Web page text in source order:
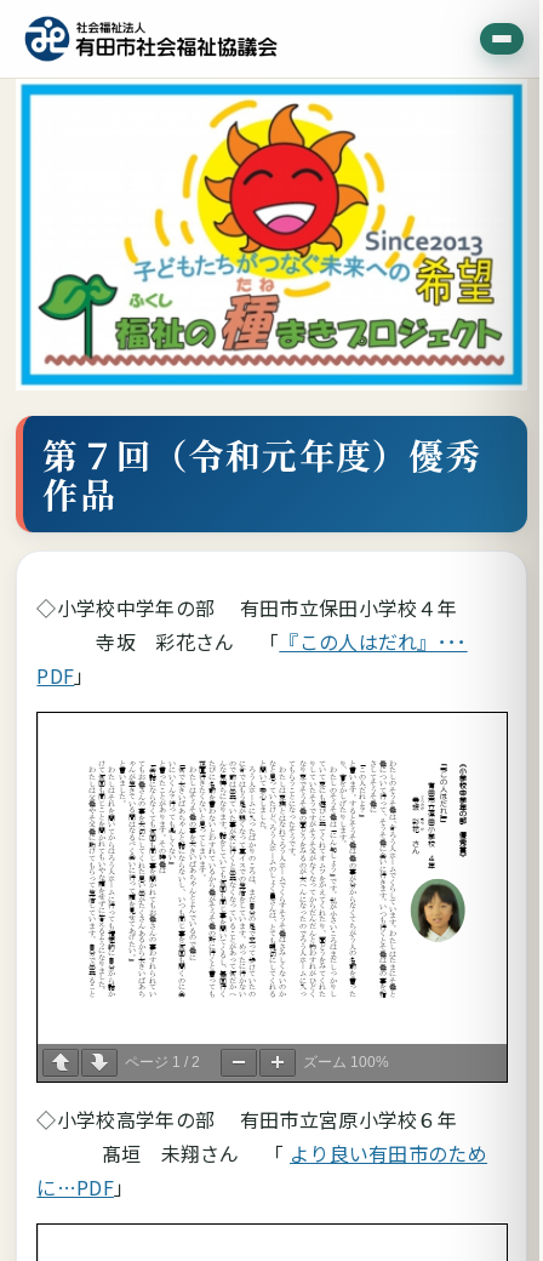
第７回（令和元年度）優秀
作品
◇小学校中学年の部 有田市立保田小学校４年
寺坂 彩花さん 「 『この人はだれ』･･･
PDF」
ページ 1 /2 ズーム 100%
◇小学校高学年の部 有田市立宮原小学校６年
髙垣 未翔さん 「 より良い有田市のため
に…PDF」